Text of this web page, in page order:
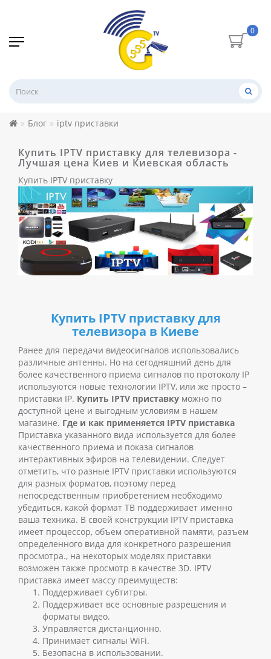
0
Блог iptv приставки
Купить IPTV приставку для телевизора -
Лучшая цена Киев и Киевская область
Купить IPTV приставку
Купить IPTV приставку для
телевизора в Киеве
Ранее для передачи видеосигналов использовались
различные антенны. Но на сегодняшний день для
более качественного приема сигналов по протоколу IP
используются новые технологии IPTV, или же просто –
приставки IP. Купить IPTV приставку можно по
доступной цене и выгодным условиям в нашем
магазине. Где и как применяется IPTV приставка
Приставка указанного вида используется для более
качественного приема и показа сигналов
интерактивных эфиров на телевидении. Следует
отметить, что разные IPTV приставки используются
для разных форматов, поэтому перед
непосредственным приобретением необходимо
убедиться, какой формат ТВ поддерживает именно
ваша техника. В своей конструкции IPTV приставка
имеет процессор, объем оперативной памяти, разъем
определенного вида для конкретного разрешения
просмотра., на некоторых моделях приставки
возможен также просмотр в качестве 3D. IPTV
приставка имеет массу преимуществ:
Поддерживает субтитры.
Поддерживает все основные разрешения и
форматы видео.
Управляется дистанционно.
Принимает сигналы WiFi.
Безопасна в использовании.